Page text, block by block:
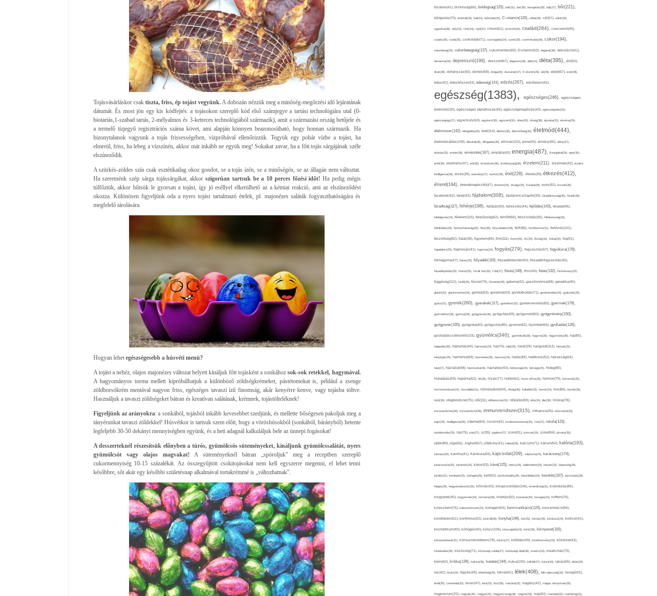
Tojásvásárláskor csaktiszta, friss, ép tojást vegyünk.A dobozán nézzük meg a minőség-megőrzési idő lejáratának
dátumát. És most jön egy kis kódfejtés: a tojásokon szereplő kód első számjegye a tartási technológiára utal (0-
biotartás,1-szabad tartás, 2-mélyalmos és 3-ketreces technológiából származik), amit a származási ország betűjele és
a termelő tízjegyű regisztrációs száma követ, ami alapján könnyen beazonosítható, hogy honnan származik. Ha
bizonytalanok vagyunk a tojás frissességében, vízpróbával ellenőrizzük. Tegyük egy pohár vízbe a tojást, ha
elmerül, friss, ha lebeg a vízszínén, akkor már inkább ne együk meg! Sokakat zavar, ha a főtt tojás sárgájának széle
elszíneződik.
A szürkés-zöldes szín csak esztétikailag okoz gondot, se a tojás ízén, se a minőségén, se az állagán nem változtat.
Ha szeretnénk szép sárga tojássárgákat, akkor szigorúan tartsuk be a 10 perces főzési időt! Ha pedig mégis
túlfőztük, akkor hűtsük le gyorsan a tojást, így jó eséllyel elkerülhető az a kémiai reakció, ami az elszíneződést
okozza. Különösen figyeljünk oda a nyers tojást tartalmazó ételek, pl. majonézes saláták fogyaszthatóságára és
megfelelő tárolására.
Hogyan lehetegészségesebb a húsvéti menü?
A tojást a nehéz, olajos majonézes változat helyett kínáljuk főtt tojásként a sonkáhozsok-sok retekkel, hagymával.
A hagyományos torma mellett kipróbálhatjuk a különböző zöldségkrémeket, pástétomokat is, például a zsenge
zöldborsókrém mentával nagyon friss, egészéges tavaszi ízű finomság, akár kenyérre kenve, vagy tojásba töltve.
Használjuk a tavaszi zöldségeket bátran és kreatívan salátának, krémnek, tojástölteléknek!
Figyeljünk az arányokra: a sonkából, tojásból inkább kevesebbet szedjünk, és mellette bőségesen pakoljuk meg a
tányérunkat tavaszi zöldekkel! Húsvétkor is tartsuk szem előtt, hogy a vöröshúsokból (sonkából, bárányból) hetente
legfeljebb 30-50 dekányi mennyiségben együnk, és a heti adagnál kalkuláljuk bele az ünnepi fogásokat!
A desszerteknél részesítsük előnyben a túrós, gyümölcsös süteményeket, kínáljunk gyümölcssalátát, nyers
gyümölcsöt vagy olajos magvakat! A süteményeknél bátran „spóroljuk” meg a receptben szereplő
cukormennyiség 10-15 százalékát. Az összegyűjtött csokitojásokat nem kell egyszerre megenni, el lehet tenni
későbbre, sőt akár egy későbbi születésnap alkalmával tortakrémmé is „változhatnak”.
bizalom(41), biztonság(66), boldogság(125), bolt(31), bor(36), borogatás(28), böjt(27), bőr(221),
bőrápolás(70), brokkoli(29), buli(24), bűntudat(32), C-vitamin(120), cékla(28), cél(57), célok(30),
cigaretta(38), cikk(24), Cink(24), cipő(37), citrom(61), citromfű(26), család(284), csecsemő(45),
csípés(26), csoki(35), csokoládé(71), csomagolás(24), csont(33), csontritkulás(36), cukor(194),
cukorbeteg(25), cukorbetegség(137), cukormentes(69), D-vitamin(53), daganat(36), dekoráció(41),
demencia(34), depresszió(199), desszert(67), diagnózis(28), diák(24), diéta(395), dió(50),
divat(38), dohányzás(92), döntés(58), drága(26), duzzanat(27), E-vitamin(25), eb(26), ebéd(57), ecet(38),
édes(42), édesítőszer(43), édesség(141), edzés(267), edzőterem(42),
egészség(1383), egészséges(246), egészséges
életmód(100), egészséges táplálkozás(45), egészségmegőrzés(43), egészségtelen(32),
egészségügy(27), egyensúly(63), egyetem(30), egyszerű(31), éhes(30), éhség(38), éjszaka(33), ekcéma(26),
élelmiszer(142), elengedés(29), élet(114), életkor(30), életminőség(30), életmód(444),
életmódváltás(109), életvitel(28), elfogadás(30), elhízás(110), elme(93), élmény(55), előny(37),
elvárás(32), ember(38), emésztés(167), empátia(43), energia(487), Energiaital(29), eper(30),
erdő(36), eredmény(47), erő(36), érrendszer(36), érzékenység(36), érzelem(211), érzelmek(42), érzelmi
intelligencia(28), érzés(39), esemény(27), eszköz(28), étel(228), ételek(39), étkezés(412),
étrend(194), étrendkiegészítő(47), étterem(24), étvágy(34), Európa(28), evés(92), évszak(28),
facebook(42), fahéj(43), fájdalom(308), fájdalomcsillapító(39), fáradékonyság(30), fáradt(28),
fáradtság(117), fehérje(198), fejfájás(93), fejlesztés(44), fejlődés(143), feladat(46),
feldolgozás(24), félelem(115), felelősség(62), felnőtt(66), felszívódás(56), féltékenység(26),
feltöltődés(29), fenntarthatóság(29), fény(36), fényvédelem(28), férfi(86), fertőtlenítés(31), fertőzés(101),
feszültség(82), fiatal(39), figyelem(69), film(111), finom(26), fitt(34), fittség(34), fizikai(25), fog(51),
fogadalom(25), fogmosás(41), fogorvos(24), fogyás(279), fogyasztás(67), fogyókúra(178),
fokhagyma(47), folsav(25), folyadék(119), folyadékbevitel(40), folyadékfogyasztás(45),
folyadékpótlás(29), fontos(25), forralt bor(26), Föld(27), főzés(149), friss(44), futás(132), futóverseny(32),
függőség(112), fürdő(26), fűszer(79), fűszerek(28), gabona(42), gasztronómia(58), genetika(45),
glutén(32), gluténmentes(34), gomba(53), gondolat(43), gondolkodás(71), gondoskodás(33), gyakorlat(29),
gyász(31), gyerek(260), gyerekek(117), gyerekkor(32), gyereknevelés(83), gyermek(179),
gyermekkor(36), gyertya(28), gyógyászat(36), gyógyítás(69), gyógymód(50), gyógynövény(150),
gyógyszer(165), gyógytea(40), gyógyulás(85), gyomor(62), Gyömbér(66), gyulladás(126),
gyulladáscsökkentő(103), gyümölcs(340), gyümölcslé(28), hagyma(28), hagyomány(36), haj(85),
hajápolás(36), hajhullás(44), hajmosás(24), hal(70), hála(25), halál(39), hangulat(112), hányás(25),
hányinger(25), harmónia(69), hasmenés(35), hasznos(24), hatás(84), hatékony(52), házasság(64),
házi(27), háziállat(48), házimunka(28), háztartás(43), hétköznap(24), hétvége(25), hideg(80),
hidratálás(69), higiénia(52), hit(26), hízás(77), hobbi(62), home office(26), hormon(79), hormonok(25),
hormonrendszer(24), hozzáállás(31), hőmérséklet(44), hőség(36), hulladék(33), humor(24), hús(86), húsvét(36),
hűtő(30), idegrendszer(75), idő(111), időbeosztás(32), időjárás(69), idős(24), illat(30), illóolaj(78),
immunerősítés(30), immunerősítő(36), immunrendszer(315), influenza(45), információ(33),
inger(29), intelligencia(28), internet(64), inzulin(42), inzulinrezisztencia(35), írás(27), iskola(123),
iskolakezdés(25), ital(75), ivás(27), íz(39), izgalom(27), izom(91), izomzat(24), ízület(54), járvány(35),
játék(89), jóga(56), Joghurt(67), jótékony(41), kaland(28), kalcium(71), kálium(50), kalória(193),
kamasz(30), kamilla(41), Kánikula(59), kapcsolat(209), káposzta(24), karácsony(174),
karácsonyfa(25), karantén(34), káros(53), kávé(125), keksz(29), kellemetlen(29), kenyér(32), képesség(28),
kérdés(31), kerékpár(25), keringés(26), kert(52), kertészkedés(26), készülődés(24), kezelés(167), kézmosás(28),
kiégés(25), kiegyensúlyozott(26), kihívás(43), kikapcsolódás(106), kimerültség(31), kirándulás(84),
kisgyerek(45), kisgyermek(34), kismama(38), kitartás(50), kockázat(34), kocogás(24), koffein(76),
koleszterin(76), koleszterinszint(24), kollagén(54), kommunikáció(124), koncentráció(94),
konditerem(51), konfliktus(52), kontroll(28), konyha(149), kór(25), kórház(29), kórokozó(24), kortizol(41),
kozmetikum(40), köhögés(40), könyv(106), könyvajánló(24), köret(30), környezet(116),
környezetbarát(31), környezetvédelem(78), köröm(27), kötődés(49), következmény(33), közérzet(43),
közlekedés(26), közösség(71), közösségi média(27), közösségi oldal(38), kreatív(34), kreativitás(79),
krém(62), kritika(139), kultúra(36), kutatás(144), kutya(100), külföld(27), kütyü(33), lakás(65), látás(34),
láz(42), lazac(24), légzés(49), lehetőség(25), lekvár(41), lélek(408), lelki egészség(33), levegő(42),
levél(28), Levendula(32), leves(47), lista(32), liszt(36), macska(33), magány(42), magas vérnyomás(28),
magnézium(70), magvak(25), magyar(25), Magyarország(28), magzat(25), máj(60), mandula(33), marketing(31),